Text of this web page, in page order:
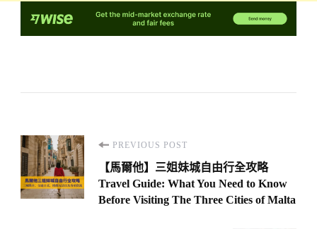
Post
Navigation
PREVIOUS POST
【馬爾他】三姐妹城自由行全攻略
Travel Guide: What You Need to Know
Before Visiting The Three Cities of Malta